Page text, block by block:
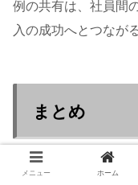
例の共有は、社員間
入の成功へとつなが
まとめ
生成AIの社内普及を
メニュー ホーム